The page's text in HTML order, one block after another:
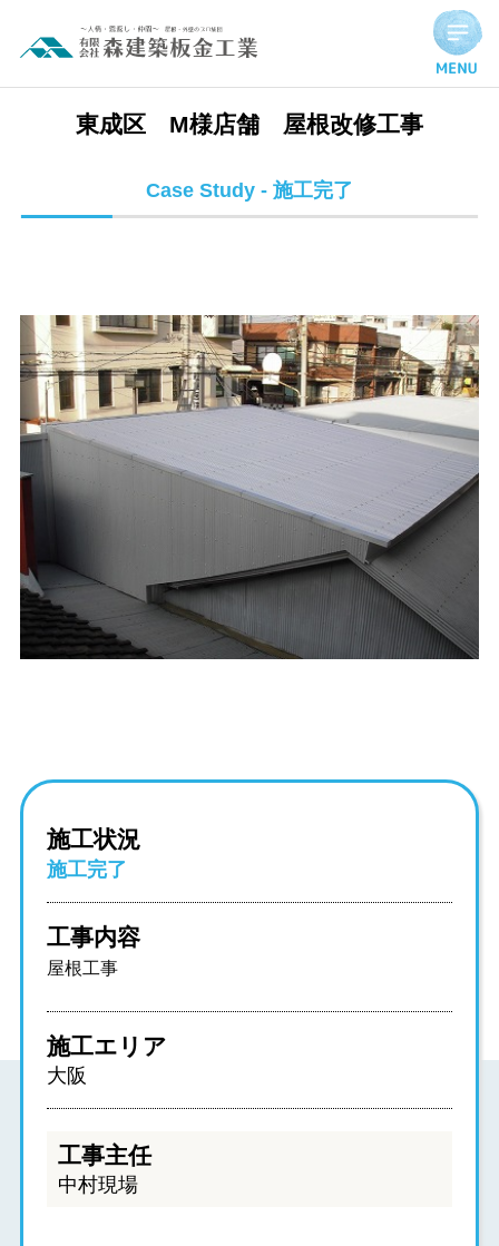
東成区 M様店舗 屋根改修工事 | 施工完了実績
東成区 M様店舗 屋根改修工事
Case Study - 施工完了
施工状況
施工完了
工事内容
屋根工事
施工エリア
大阪
工事主任
中村現場